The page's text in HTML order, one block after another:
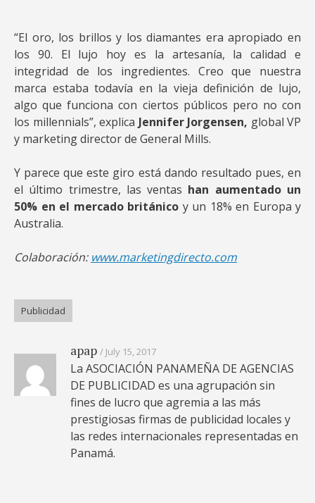
“El oro, los brillos y los diamantes era apropiado en
los 90. El lujo hoy es la artesanía, la calidad e
integridad de los ingredientes. Creo que nuestra
marca estaba todavía en la vieja definición de lujo,
algo que funciona con ciertos públicos pero no con
los millennials”, explica Jennifer Jorgensen, global VP
y marketing director de General Mills.
Y parece que este giro está dando resultado pues, en
el último trimestre, las ventas han aumentado un
50% en el mercado británico y un 18% en Europa y
Australia.
Colaboración: www.marketingdirecto.com
Publicidad
apap July 15, 2017
La ASOCIACIÓN PANAMEÑA DE AGENCIAS
DE PUBLICIDAD es una agrupación sin
fines de lucro que agremia a las más
prestigiosas firmas de publicidad locales y
las redes internacionales representadas en
Panamá.